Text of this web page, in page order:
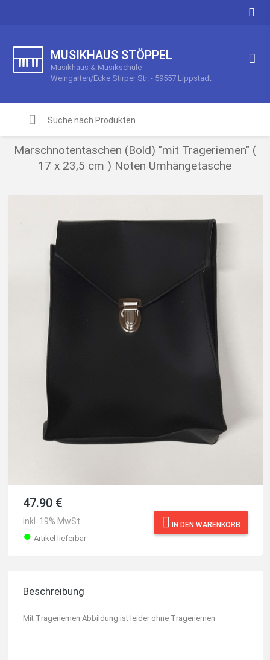
MUSIKHAUS STÖPPEL
Musikhaus & Musikschule
Weingarten/Ecke Stirper Str. - 59557 Lippstadt
Marschnotentaschen (Bold) "mit Trageriemen" (
17 x 23,5 cm ) Noten Umhängetasche
47.90 €
inkl. 19% MwSt
● Artikel lieferbar
IN DEN WARENKORB
Beschreibung
Mit Trageriemen Abbildung ist leider ohne Trageriemen